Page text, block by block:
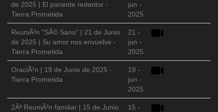
de 2025 | El pariente redentor -
Tierra Prometida
jun -
2025
ReuniÃ³n "SÃ© Sano" | 21 de Junio
de 2025 | Su amor nos envuelve -
Tierra Prometida
21 -
jun -
2025
OraciÃ³n | 19 de Junio de 2025 -
Tierra Prometida
19 -
jun -
2025
2Âª ReuniÃ³n familiar | 15 de Junio
15 -